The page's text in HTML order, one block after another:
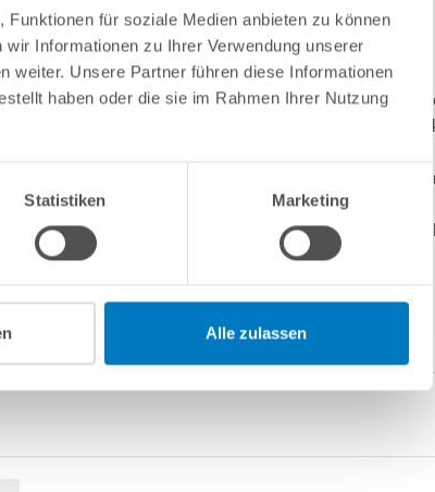
für soziale Medien anbieten zu können
Informationen zu Ihrer Verwendung unserer
weiter. Unsere Partner führen diese Informationen
haben oder die sie im Rahmen Ihrer Nutzung
Statistiken Marketing
Alle zulassen
der Poolpumpe nur in größeren Zeitabständen
den Skimmerkorb da eine Zugabe von Poolchemie
Poolpumpe die Skimmeröffnung schließt und dadurch
die Poolreinigung erheblich erleichtern. Die